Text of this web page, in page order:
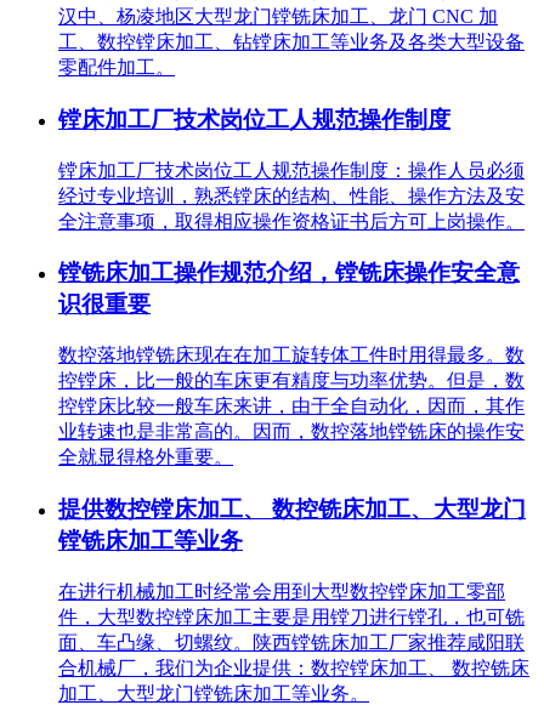
汉中、杨凌地区大型龙门镗铣床加工、龙门 CNC 加
工、数控镗床加工、钻镗床加工等业务及各类大型设备
零配件加工。
镗床加工厂技术岗位工人规范操作制度
镗床加工厂技术岗位工人规范操作制度：操作人员必须
经过专业培训，熟悉镗床的结构、性能、操作方法及安
全注意事项，取得相应操作资格证书后方可上岗操作。
镗铣床加工操作规范介绍，镗铣床操作安全意
识很重要
数控落地镗铣床现在在加工旋转体工件时用得最多。数
控镗床，比一般的车床更有精度与功率优势。但是，数
控镗床比较一般车床来讲，由于全自动化，因而，其作
业转速也是非常高的。因而，数控落地镗铣床的操作安
全就显得格外重要。
提供数控镗床加工、 数控铣床加工、大型龙门
镗铣床加工等业务
在进行机械加工时经常会用到大型数控镗床加工零部
件，大型数控镗床加工主要是用镗刀进行镗孔，也可铣
面、车凸缘、切螺纹。陕西镗铣床加工厂家推荐咸阳联
合机械厂，我们为企业提供：数控镗床加工、 数控铣床
加工、大型龙门镗铣床加工等业务。